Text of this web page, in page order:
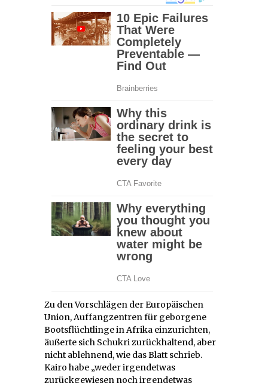
Zu den Vorschlägen der Europäischen
Union, Auffangzentren für geborgene
Bootsflüchtlinge in Afrika einzurichten,
äußerte sich Schukri zurückhaltend, aber
nicht ablehnend, wie das Blatt schrieb.
Kairo habe „weder irgendetwas
zurückgewiesen noch irgendetwas